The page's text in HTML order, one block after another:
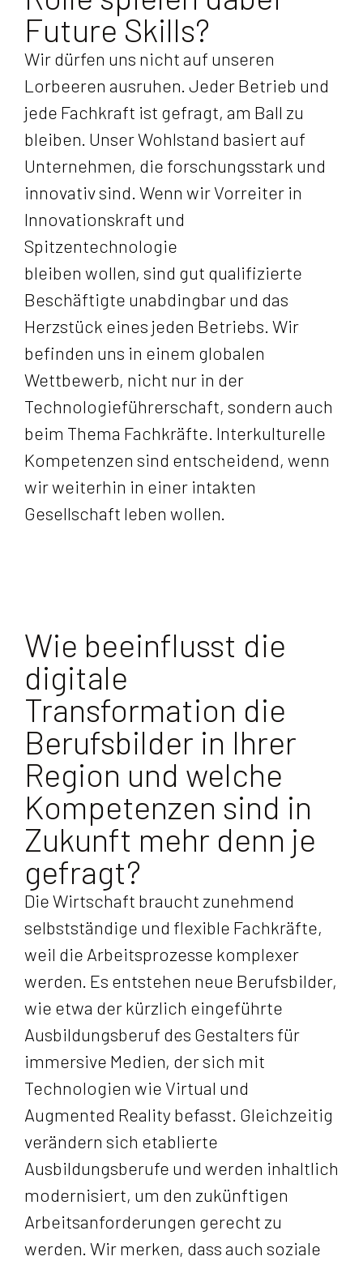
Future Skills?
Wir dürfen uns nicht auf unseren
Lorbeeren ausruhen. Jeder Betrieb und
jede Fachkraft ist gefragt, am Ball zu
bleiben. Unser Wohlstand basiert auf
Unternehmen, die forschungsstark und
innovativ sind. Wenn wir Vorreiter in
Innovationskraft und
Spitzentechnologie
bleiben wollen, sind gut qualifizierte
Beschäftigte unabdingbar und das
Herzstück eines jeden Betriebs. Wir
befinden uns in einem globalen
Wettbewerb, nicht nur in der
Technologieführerschaft, sondern auch
beim Thema Fachkräfte. Interkulturelle
Kompetenzen sind entscheidend, wenn
wir weiterhin in einer intakten
Gesellschaft leben wollen.
Wie beeinflusst die
digitale
Transformation die
Berufsbilder in Ihrer
Region und welche
Kompetenzen sind in
Zukunft mehr denn je
gefragt?
Die Wirtschaft braucht zunehmend
selbstständige und flexible Fachkräfte,
weil die Arbeitsprozesse komplexer
werden. Es entstehen neue Berufsbilder,
wie etwa der kürzlich eingeführte
Ausbildungsberuf des Gestalters für
immersive Medien, der sich mit
Technologien wie Virtual und
Augmented Reality befasst. Gleichzeitig
verändern sich etablierte
Ausbildungsberufe und werden inhaltlich
modernisiert, um den zukünftigen
Arbeitsanforderungen gerecht zu
werden. Wir merken, dass auch soziale